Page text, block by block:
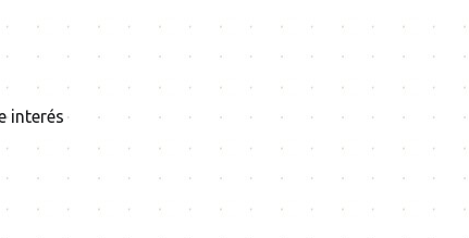
interés